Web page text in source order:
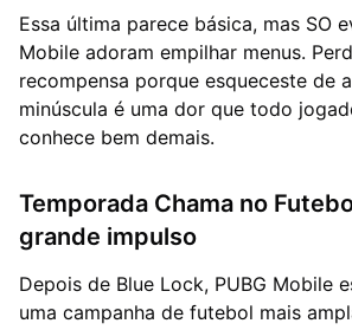
Essa última parece básica, mas SO
Mobile adoram empilhar menus.
recompensa porque esqueceste de
minúscula é uma dor que todo
conhece bem demais.
Temporada Chama no
grande impulso
Depois de Blue Lock, PUBG Mobile
uma campanha de futebol mais